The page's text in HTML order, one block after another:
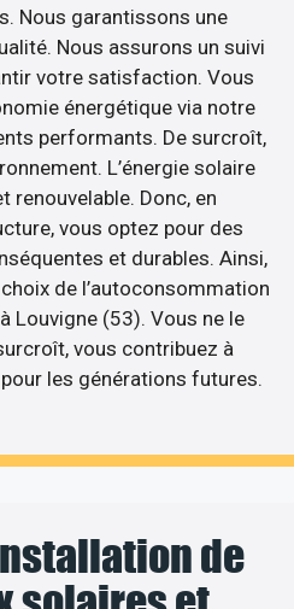
Nous garantissons une
Nous assurons un suivi
votre satisfaction. Vous
énergétique via notre
performants. De surcroît,
L’énergie solaire
renouvelable. Donc, en
vous optez pour des
et durables. Ainsi,
de l’autoconsommation
Louvigne (53). Vous ne le
vous contribuez à
les générations futures.
de